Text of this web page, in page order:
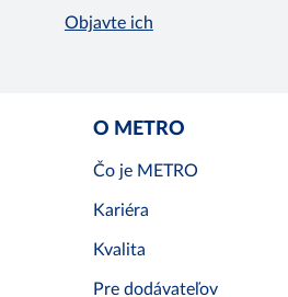
Objavte ich
O METRO
Čo je METRO
Kariéra
Kvalita
Pre dodávateľov